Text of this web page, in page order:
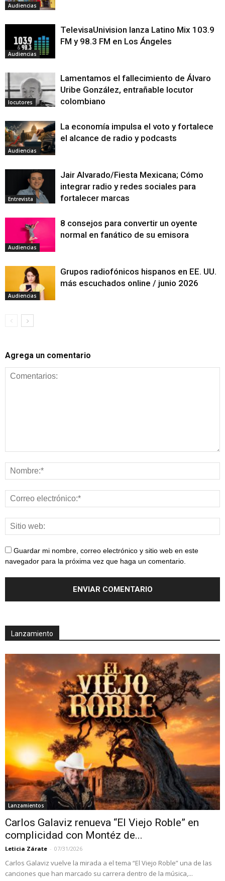
Audiencias
Audiencias
TelevisaUnivision lanza Latino Mix 103.9
FM y 98.3 FM en Los Ángeles
locutores
Lamentamos el fallecimiento de Álvaro
Uribe González, entrañable locutor
colombiano
Audiencias
La economía impulsa el voto y fortalece
el alcance de radio y podcasts
Entrevista
Jair Alvarado/Fiesta Mexicana; Cómo
integrar radio y redes sociales para
fortalecer marcas
Audiencias
8 consejos para convertir un oyente
normal en fanático de su emisora
Audiencias
Grupos radiofónicos hispanos en EE. UU.
más escuchados online / junio 2026
Agrega un comentario
Guardar mi nombre, correo electrónico y sitio web en este
navegador para la próxima vez que haga un comentario.
Lanzamiento
Lanzamientos
Carlos Galaviz renueva “El Viejo Roble” en
complicidad con Montéz de...
Leticia Zárate - 07/31/2026
Carlos Galaviz vuelve la mirada a el tema “El Viejo Roble” una de las
canciones que han marcado su carrera dentro de la música,...